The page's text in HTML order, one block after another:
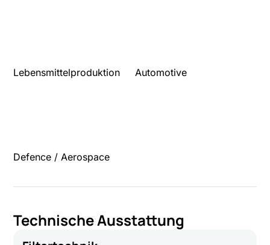
Lebensmittelproduktion Automotive
Defence / Aerospace
Technische Ausstattung